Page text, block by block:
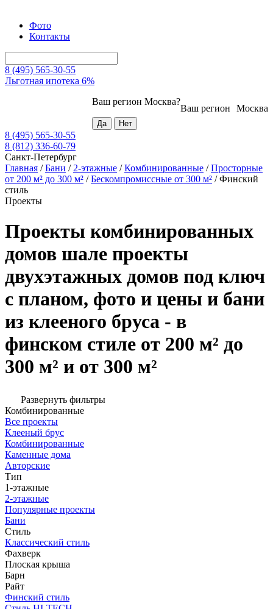
Фото
Контакты
8 (495) 565-30-55
Льготная ипотека 6%
Москва
Ваш регион
Ваш регион Москва?
8 (495) 565-30-55
8 (812) 336-60-79
Санкт-Петербург
Главная /Бани / 2-этажные /Комбинированные /Просторные
от 200 м² до 300 м² /Бескомпромиссные от 300 м² /Финский
стиль
Проекты
Проекты комбинированных
домов шале проекты
двухэтажных домов под ключ
с планом, фото и цены и бани
из клееного бруса - в
финском стиле от 200 м² до
300 м² и от 300 м²
Развернуть фильтры
Комбинированные
Все проекты
Клееный брус
Комбинированные
Каменные дома
Авторские
Тип
1-этажные
2-этажные
Популярные проекты
Бани
Стиль
Классический стиль
Фахверк
Плоская крыша
Барн
Райт
Финский стиль